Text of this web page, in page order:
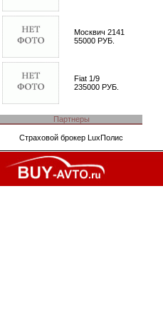
Москвич 2141
55000 РУБ.
Fiat 1/9
235000 РУБ.
Партнеры
Страховой брокер LuxПолис